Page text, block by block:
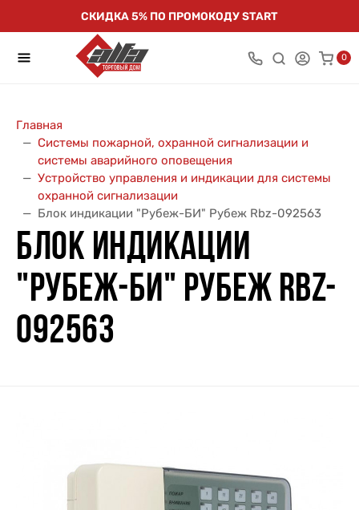
СКИДКА 5% ПО ПРОМОКОДУ START
0
Главная
Системы пожарной, охранной сигнализации и
системы аварийного оповещения
Устройство управления и индикации для системы
охранной сигнализации
Блок индикации "Рубеж-БИ" Рубеж Rbz-092563
БЛОК ИНДИКАЦИИ
"РУБЕЖ-БИ" РУБЕЖ RBZ-
092563